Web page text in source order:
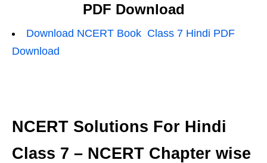
PDF Download
Download NCERT Book Class 7 Hindi PDF
Download
NCERT Solutions For Hindi
Class 7 – NCERT Chapter wise